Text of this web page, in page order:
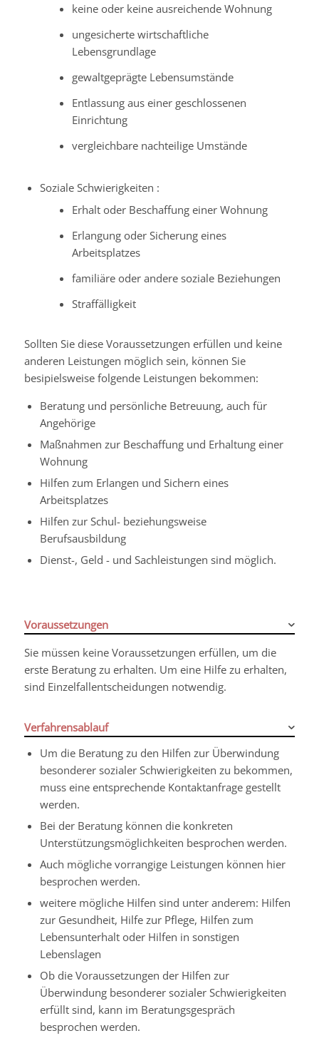
keine oder keine ausreichende Wohnung
ungesicherte wirtschaftliche
Lebensgrundlage
gewaltgeprägte Lebensumstände
Entlassung aus einer geschlossenen
Einrichtung
vergleichbare nachteilige Umstände
Soziale Schwierigkeiten :
Erhalt oder Beschaffung einer Wohnung
Erlangung oder Sicherung eines
Arbeitsplatzes
familiäre oder andere soziale Beziehungen
Straffälligkeit
Sollten Sie diese Voraussetzungen erfüllen und keine
anderen Leistungen möglich sein, können Sie
besipielsweise folgende Leistungen bekommen:
Beratung und persönliche Betreuung, auch für
Angehörige
Maßnahmen zur Beschaffung und Erhaltung einer
Wohnung
Hilfen zum Erlangen und Sichern eines
Arbeitsplatzes
Hilfen zur Schul- beziehungsweise
Berufsausbildung
Dienst-, Geld - und Sachleistungen sind möglich.
Voraussetzungen
Sie müssen keine Voraussetzungen erfüllen, um die
erste Beratung zu erhalten. Um eine Hilfe zu erhalten,
sind Einzelfallentscheidungen notwendig.
Verfahrensablauf
Um die Beratung zu den Hilfen zur Überwindung
besonderer sozialer Schwierigkeiten zu bekommen,
muss eine entsprechende Kontaktanfrage gestellt
werden.
Bei der Beratung können die konkreten
Unterstützungsmöglichkeiten besprochen werden.
Auch mögliche vorrangige Leistungen können hier
besprochen werden.
weitere mögliche Hilfen sind unter anderem: Hilfen
zur Gesundheit, Hilfe zur Pflege, Hilfen zum
Lebensunterhalt oder Hilfen in sonstigen
Lebenslagen
Ob die Voraussetzungen der Hilfen zur
Überwindung besonderer sozialer Schwierigkeiten
erfüllt sind, kann im Beratungsgespräch
besprochen werden.